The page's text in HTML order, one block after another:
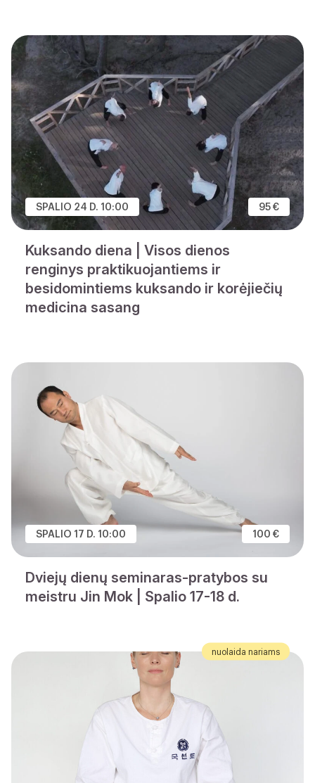
SPALIO 24 D. 10:00 95 €
Kuksando diena | Visos dienos
renginys praktikuojantiems ir
besidomintiems kuksando ir korėjiečių
medicina sasang
SPALIO 17 D. 10:00 100 €
Dviejų dienų seminaras-pratybos su
meistru Jin Mok | Spalio 17-18 d.
nuolaida nariams